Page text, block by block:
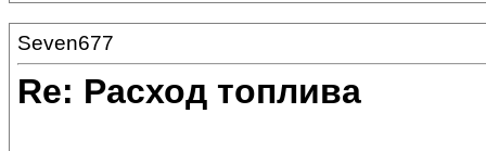
Seven677
Re: Расход топлива